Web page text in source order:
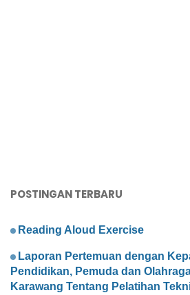
POSTINGAN TERBARU
Reading Aloud Exercise
Laporan Pertemuan dengan
Pendidikan, Pemuda dan
Karawang Tentang Pelatihan